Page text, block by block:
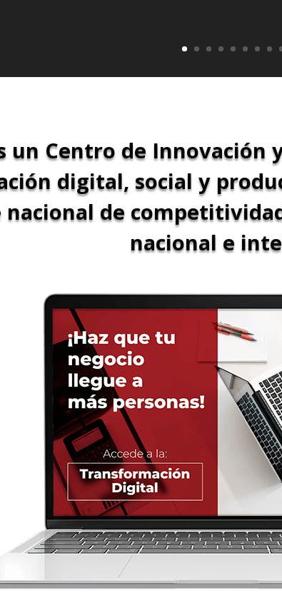
un Centro de
digital, social y
nacional de
nacional e